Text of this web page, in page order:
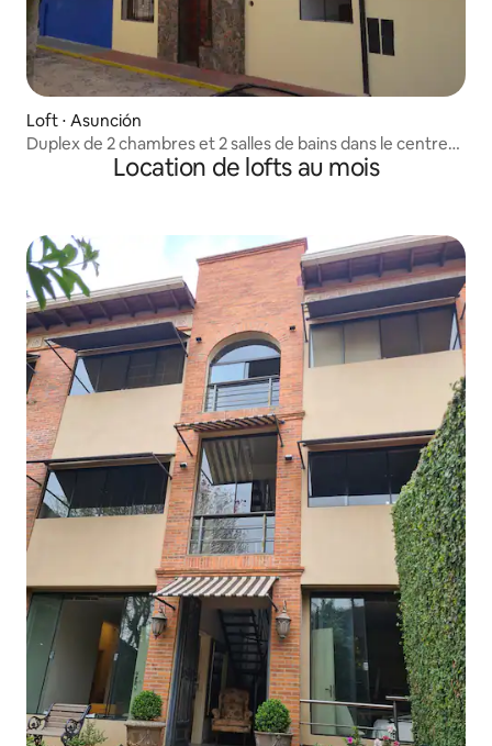
Loft ⋅ Asunción
Duplex de 2 chambres et 2 salles de bains dans le centre
Location de lofts au mois